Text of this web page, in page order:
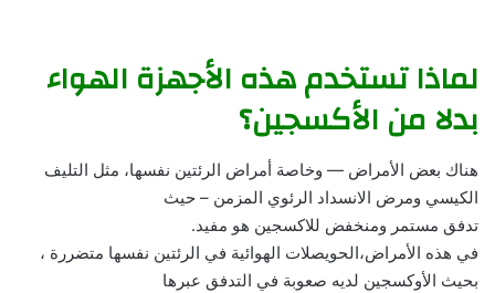
لماذا تستخدم هذه الأجهزة الهواء
بدلا من الأكسجين؟
هناك بعض الأمراض — وخاصة أمراض الرئتين نفسها، مثل التليف
الكيسي ومرض الانسداد الرئوي المزمن – حيث
تدفق مستمر ومنخفض للاكسجين هو مفيد.
في هذه الأمراض،الحويصلات الهوائية في الرئتين نفسها متضررة ،
بحيث الأوكسجين لديه صعوبة في التدفق عبرها